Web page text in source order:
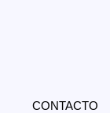
CONTACTO